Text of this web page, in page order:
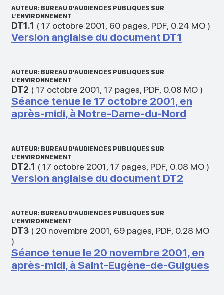
AUTEUR: BUREAU D’AUDIENCES PUBLIQUES SUR
L’ENVIRONNEMENT
DT1.1 (17 octobre 2001, 60 pages, PDF, 0.24 MO)
Version anglaise du document DT1
AUTEUR: BUREAU D’AUDIENCES PUBLIQUES SUR
L’ENVIRONNEMENT
DT2 (17 octobre 2001, 17 pages, PDF, 0.08 MO)
Séance tenue le 17 octobre 2001, en
après-midi, à Notre-Dame-du-Nord
AUTEUR: BUREAU D’AUDIENCES PUBLIQUES SUR
L’ENVIRONNEMENT
DT2.1 (17 octobre 2001, 17 pages, PDF, 0.08 MO)
Version anglaise du document DT2
AUTEUR: BUREAU D’AUDIENCES PUBLIQUES SUR
L’ENVIRONNEMENT
DT3( 20 novembre 2001, 69 pages, PDF, 0.28 MO
)
Séance tenue le 20 novembre 2001, en
après-midi, à Saint-Eugène-de-Guigues